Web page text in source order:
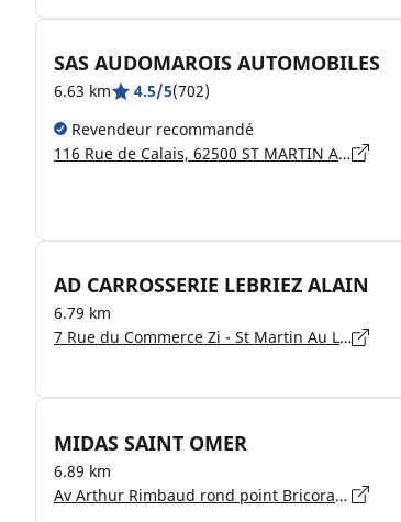
SAS AUDOMAROIS AUTOMOBILES
6.63 km 4.5/5(702)
Revendeur recommandé
116 Rue de Calais, 62500 ST MARTIN AU LAERT
AD CARROSSERIE LEBRIEZ ALAIN
6.79 km
7 Rue du Commerce Zi - St Martin Au Laert, 62500 SAINT MARTIN LEZ TATINGHEM
MIDAS SAINT OMER
6.89 km
Av Arthur Rimbaud rond point Bricorama, 62219 LONGUENESSE